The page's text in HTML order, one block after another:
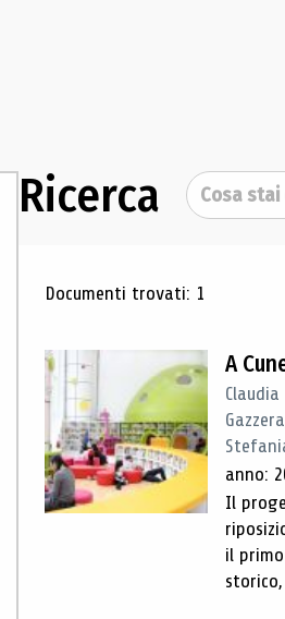
Ricerca Cerca
Risultati di
Documenti trovati: 1
A
anno:
Il
il